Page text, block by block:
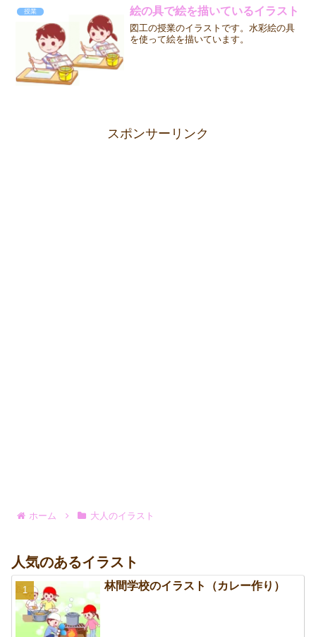
授業 絵の具で絵を描いているイラスト
図工の授業のイラストです。水彩絵の具
を使って絵を描いています。
スポンサーリンク
ホーム 大人のイラスト
人気のあるイラスト
林間学校のイラスト（カレー作り）